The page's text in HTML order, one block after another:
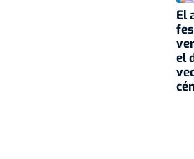
El
el